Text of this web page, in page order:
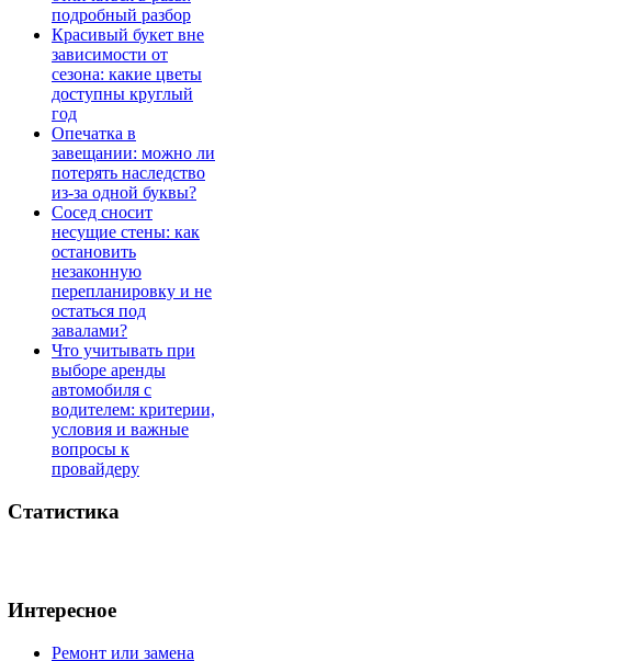
подробный разбор
Красивый букет вне
зависимости от
сезона: какие цветы
доступны круглый
год
Опечатка в
завещании: можно ли
потерять наследство
из-за одной буквы?
Сосед сносит
несущие стены: как
остановить
незаконную
перепланировку и не
остаться под
завалами?
Что учитывать при
выборе аренды
автомобиля с
водителем: критерии,
условия и важные
вопросы к
провайдеру
Статистика
Интересное
Ремонт или замена